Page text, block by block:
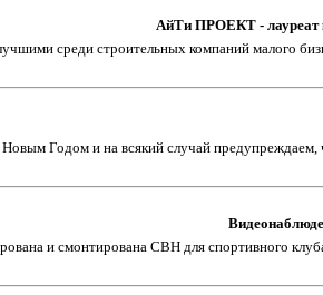
АйТи ПРОЕКТ - лауреат
среди строительных компаний малого
Годом и на всякий случай
и смонтирована СВН для спортивного